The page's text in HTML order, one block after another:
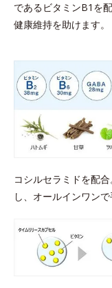
であるビタミンB1を
健康維持を助けます。
コシルセラミドを配
し、オールインワン